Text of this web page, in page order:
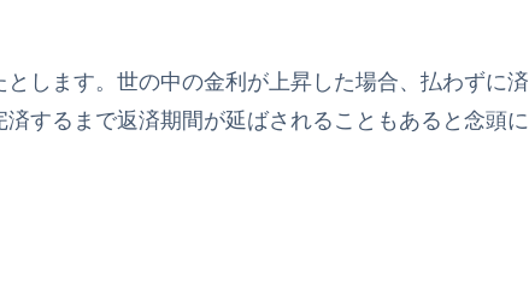
します。世の中の金利が上昇した場合、払わずに済
するまで返済期間が延ばされることもあると念頭に